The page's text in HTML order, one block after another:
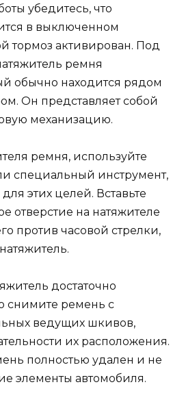
убедитесь, что
в выключенном
тормоз активирован. Под
ремня
обычно находится рядом
Он представляет собой
механизацию.
ремня, используйте
специальный инструмент,
этих целей. Вставьте
отверстие на натяжителе
против часовой стрелки,
достаточно
снимите ремень с
ведущих шкивов,
их расположения.
полностью удален и не
элементы автомобиля.